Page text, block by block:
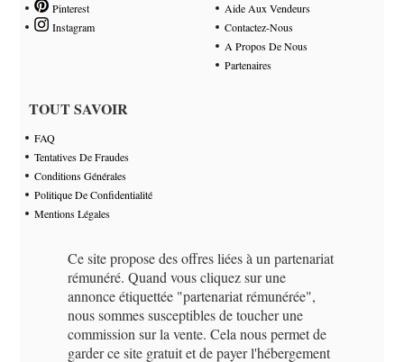
Pinterest
Instagram
Aide Aux Vendeurs
Contactez-Nous
A Propos De Nous
Partenaires
TOUT SAVOIR
FAQ
Tentatives De Fraudes
Conditions Générales
Politique De Confidentialité
Mentions Légales
Ce site propose des offres liées à un partenariat
rémunéré. Quand vous cliquez sur une
annonce étiquettée "partenariat rémunérée",
nous sommes susceptibles de toucher une
commission sur la vente. Cela nous permet de
garder ce site gratuit et de payer l'hébergement